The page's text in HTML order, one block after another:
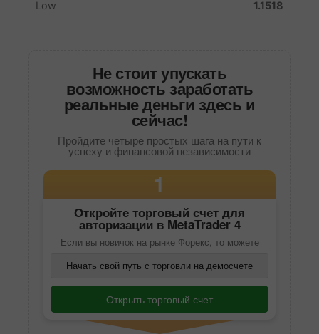
Не стоит упускать
возможность заработать
реальные деньги здесь и
сейчас!
Пройдите четыре простых шага на пути к
успеху и финансовой независимости
1
Откройте торговый счет для
авторизации в MetaTrader 4
Если вы новичок на рынке Форекс, то можете
Начать свой путь с торговли на демосчете
Открыть торговый счет